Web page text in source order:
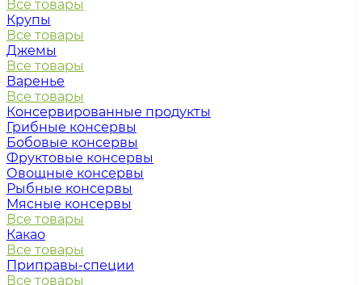
Все товары
Крупы
Все товары
Джемы
Все товары
Варенье
Все товары
Консервированные продукты
Грибные консервы
Бобовые консервы
Фруктовые консервы
Овощные консервы
Рыбные консервы
Мясные консервы
Все товары
Какао
Все товары
Приправы-специи
Все товары